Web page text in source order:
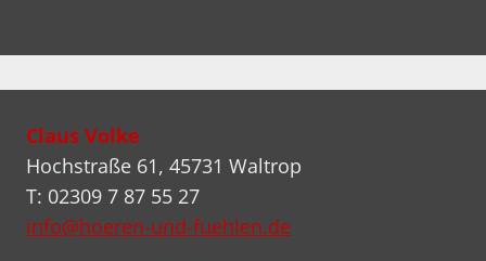
Claus Volke
Hochstraße 61, 45731 Waltrop
T: 02309 7 87 55 27
info@hoeren-und-fuehlen.de